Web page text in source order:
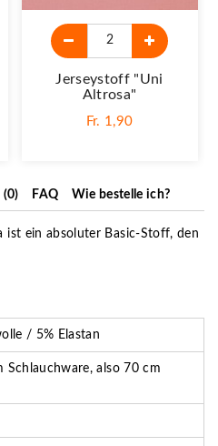
Jerseystoff "Uni
Altrosa"
Fr. 1,90
(0) FAQ Wie bestelle ich?
ist ein absoluter Basic-Stoff, den
/ 5% Elastan
Schlauchware, also 70 cm